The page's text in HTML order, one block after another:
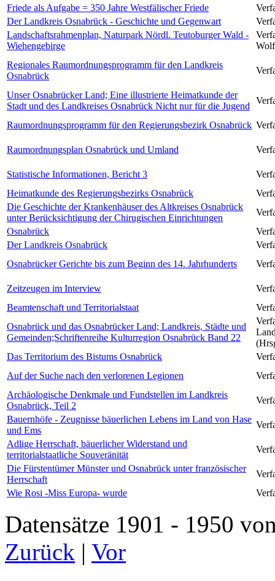
Friede als Aufgabe = 350 Jahre Westfälischer Friede
Der Landkreis Osnabrück - Geschichte und Gegenwart
Landschaftsrahmenplan, Naturpark Nördl. Teutoburger Wald -
Wiehengebirge
Wolf
Regionales Raumordnungsprogramm für den Landkreis
Osnabrück
Unser Osnabrücker Land; Eine illustrierte Heimatkunde der
Stadt und des Landkreises Osnabrück Nicht nur für die Jugend
Raumordnungsprogramm für den Regierungsbezirk Osnabrück
Raumordnungsplan Osnabrück und Umland
Statistische Informationen, Bericht 3
Heimatkunde des Regierungsbezirks Osnabrück
Die Geschichte der Krankenhäuser des Altkreises Osnabrück
unter Berücksichtigung der Chirugischen Einrichtungen
Osnabrück
Der Landkreis Osnabrück
Osnabrücker Gerichte bis zum Beginn des 14. Jahrhunderts
Zeitzeugen im Interview
Beamtenschaft und Territorialstaat
Osnabrück und das Osnabrücker Land; Landkreis, Städte und
Gemeinden;Schriftenreihe Kulturregion Osnabrück Band 22
Das Territorium des Bistums Osnabrück
Auf der Suche nach den verlorenen Legionen
Archäologische Denkmale und Fundstellen im Landkreis
Osnabrück, Teil 2
Bauernhöfe - Zeugnisse bäuerlichen Lebens im Land von Hase
und Ems
Adlige Herrschaft, bäuerlicher Widerstand und
territorialstaatliche Souveränität
Die Fürstentümer Münster und Osnabrück unter französischer
Herrschaft
Wie Rosi -Miss Europa- wurde
Datensätze 1901 - 1950
Zurück | Vor